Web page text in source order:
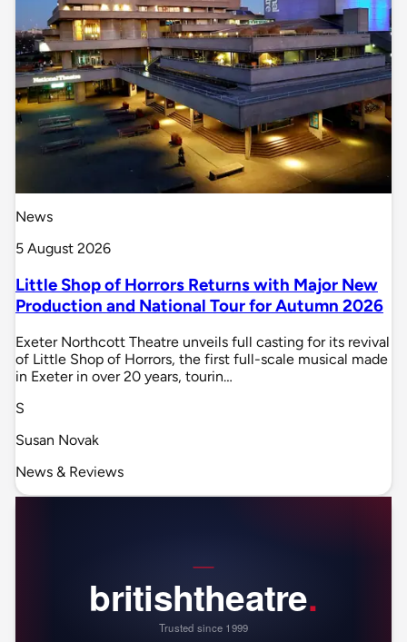
News
5 August 2026
Little Shop of Horrors Returns with Major New
Production and National Tour for Autumn 2026
Exeter Northcott Theatre unveils full casting for its revival
of Little Shop of Horrors, the first full-scale musical made
in Exeter in over 20 years, tourin…
S
Susan Novak
News & Reviews